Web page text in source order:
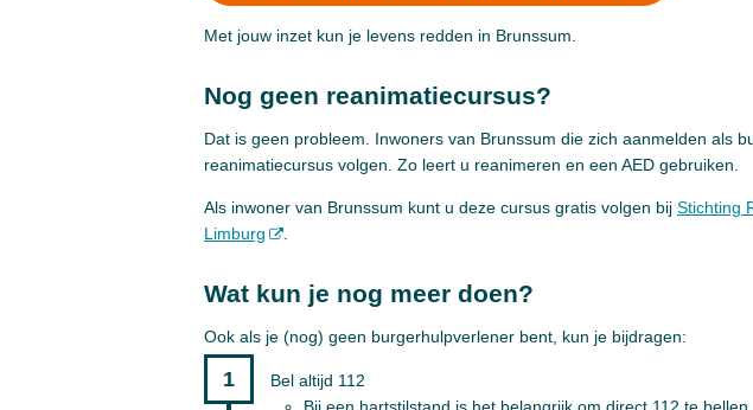
Met jouw inzet kun je levens redden in Brunssum.
Nog geen reanimatiecursus?
Dat is geen probleem. Inwoners van Brunssum die zich aanmelden als
reanimatiecursus volgen. Zo leert u reanimeren en een AED gebruiken.
Als inwoner van Brunssum kunt u deze cursus gratis volgen bij Stichting
Limburg
Wat kun je nog meer doen?
Ook als je (nog) geen burgerhulpverlener bent, kun je bijdragen:
Bel altijd 112
Bij een hartstilstand is het belangrijk om direct 112 te